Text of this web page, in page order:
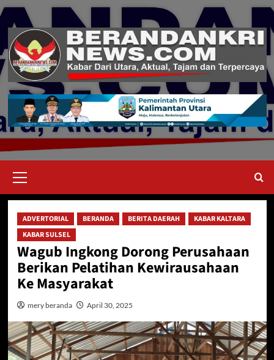
Skip
content
Menu
ADVERTORIAL BERANDA BERITA DAERAH
KABAR KALTARA
KABAR SULSEL
Wagub Ingkong Dorong Perusahaan
Berikan Pelatihan Kewirausahaan
Ke Masyarakat
mery beranda April 30, 2025